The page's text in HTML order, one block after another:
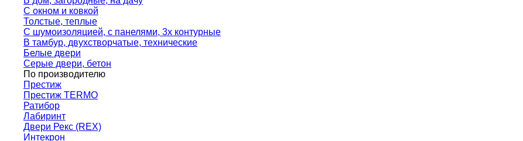
С окном и ковкой
Толстые, теплые
С шумоизоляцией, с панелями, 3х контурные
В тамбур, двухстворчатые, технические
Белые двери
Серые двери, бетон
По производителю
Престиж
Престиж TERMO
Ратибор
Лабиринт
Двери Рекс (REX)
Интекрон